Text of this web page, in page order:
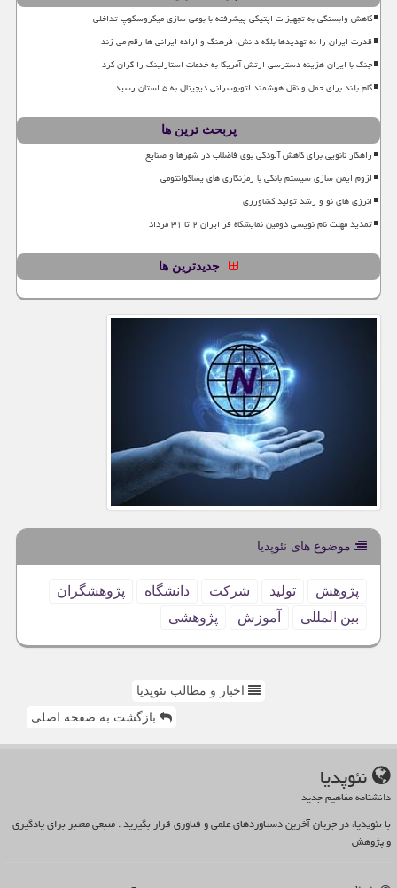
کاهش وابستگی به تجهیزات اپتیکی پیشرفته با بومی سازی میکروسکوپ تداخلی
قدرت ایران را نه تهدیدها بلکه دانش، فرهنگ و اراده ایرانی ها رقم می زند
جنگ با ایران هزینه دسترسی ارتش آمریکا به خدمات استارلینک را گران کرد
گام بلند برای حمل و نقل هوشمند اتوبوسرانی دیجیتال به ۵ استان رسید
پربحث ترین ها
راهکار نانویی برای کاهش آلودگی بوی فاضلاب در شهرها و صنایع
لزوم ایمن سازی سیستم بانکی با رمزنگاری های پساکوانتومی
انرژی های نو و رشد تولید کشاورزی
تمدید مهلت نام نویسی دومین نمایشگاه فر ایران ۲ تا ۳۱ مرداد
جدیدترین ها
موضوع های نئوپدیا
پژوهش تولید شركت دانشگاه
پژوهشگران
بین المللی
آموزش پژوهشی
اخبار و مطالب نئوپدیا
بازگشت به صفحه اصلی
نئوپدیا
دانشنامه مفاهیم جدید
با نئوپدیا، در جریان آخرین دستاوردهای علمی و فناوری قرار بگیرید : منبعی معتبر برای یادگیری
و پژوهش